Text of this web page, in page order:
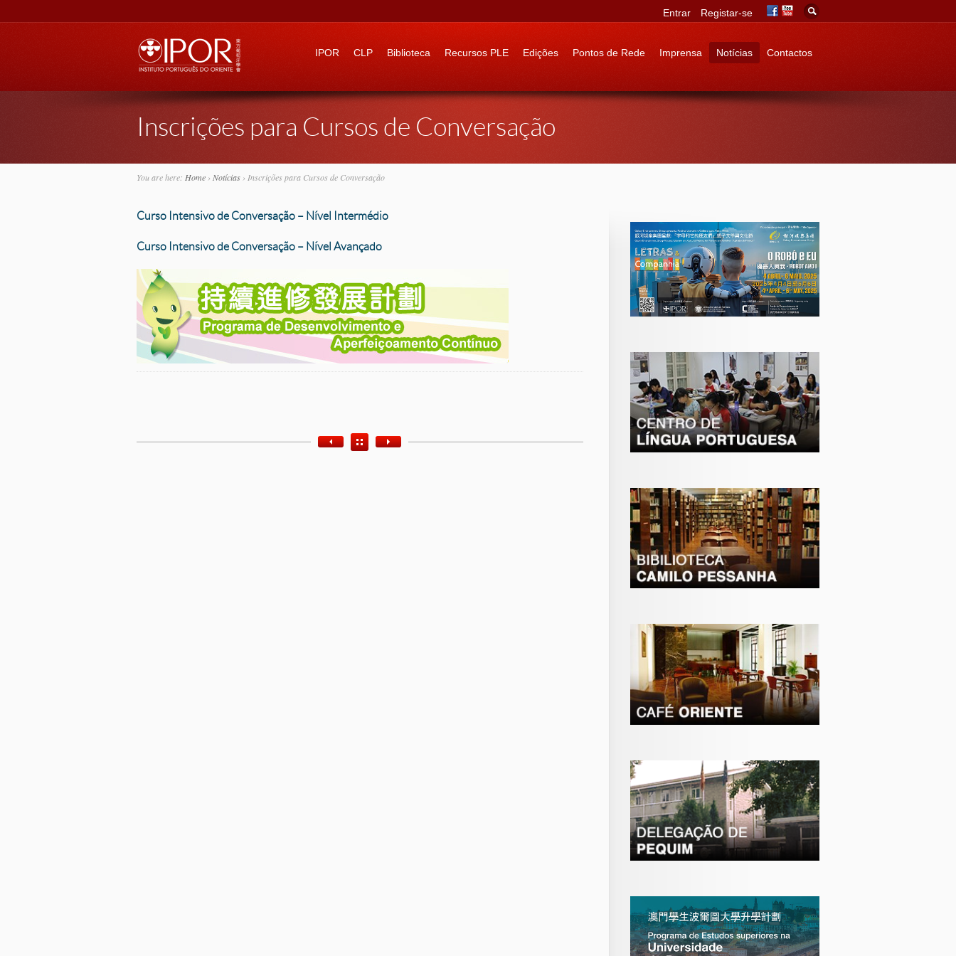
Go to:
IPOR CLP Biblioteca Recursos PLE Edições Pontos de Rede Imprensa Notícias Contactos
Entrar Registar-se
Inscrições para Cursos de Conversação
You are here: Home › Notícias › Inscrições para Cursos de Conversação
Curso Intensivo de Conversação – Nível Intermédio
Curso Intensivo de Conversação – Nível Avançado